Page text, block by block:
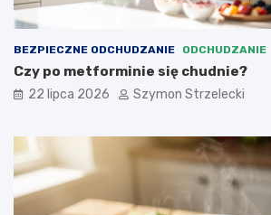
BEZPIECZNE ODCHUDZANIE ODCHUDZANIE
Czy po metforminie się chudnie?
22 lipca 2026 Szymon Strzelecki